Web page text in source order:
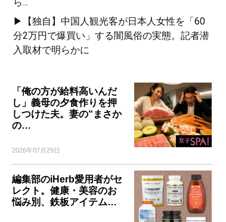
▶【独自】中国人観光客が日本人女性を「60
分2万円で爆買い」する闇風俗の実態。記者潜
入取材で明らかに
「俺の方が給料高いんだ
し」義母の夕食作りを押
しつけた夫。妻の“まさか
の…
2026年07月29日
編集部のiHerb愛用者がセ
レクト。健康・美容のお
悩み別、鉄板アイテム…